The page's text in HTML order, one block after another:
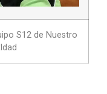
S12 de Nuestro